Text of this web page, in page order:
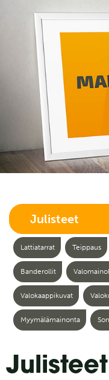
Julisteet
Lattiatarrat Teippaus
Banderollit
Valokaappikuvat
Myymälämainonta
Julisteet